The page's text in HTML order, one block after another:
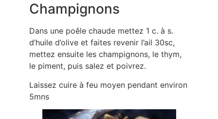
Champignons
Dans une poêle chaude mettez 1 c. à s.
d’huile d’olive et faites revenir l’ail 30sc,
mettez ensuite les champignons, le thym,
le piment, puis salez et poivrez.
Laissez cuire à feu moyen pendant environ
5mns